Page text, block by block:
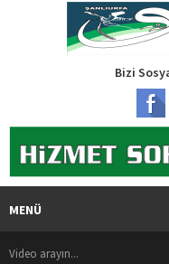
Bizi
MENÜ